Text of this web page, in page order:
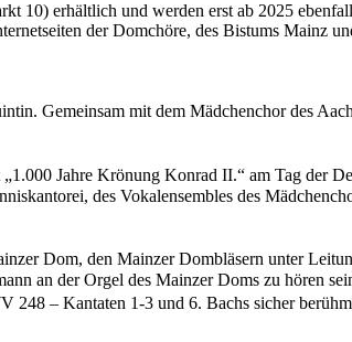
erhältlich und werden erst ab 2025
der Domchöre, des Bistums Mainz
Gemeinsam mit dem Mädchenchor des
Jahre Krönung Konrad II.“ am Tag der
des Vokalensembles des
Dom, den Mainzer Dombläsern unter
an der Orgel des Mainzer Doms zu hören
248 – Kantaten 1-3 und 6. Bachs sicher